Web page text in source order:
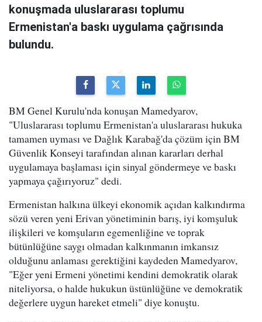
konuşmada uluslararası toplumu
Ermenistan'a baskı uygulama çağrısında
bulundu.
BM Genel Kurulu'nda konuşan Mamedyarov,
"Uluslararası toplumu Ermenistan'a uluslararası hukuka
tamamen uyması ve Dağlık Karabağ'da çözüm için BM
Güvenlik Konseyi tarafından alınan kararları derhal
uygulamaya başlaması için sinyal göndermeye ve baskı
yapmaya çağırıyoruz" dedi.
Ermenistan halkına ülkeyi ekonomik açıdan kalkındırma
sözü veren yeni Erivan yönetiminin barış, iyi komşuluk
ilişkileri ve komşuların egemenliğine ve toprak
bütünlüğüne saygı olmadan kalkınmanın imkansız
olduğunu anlaması gerektiğini kaydeden Mamedyarov,
"Eğer yeni Ermeni yönetimi kendini demokratik olarak
niteliyorsa, o halde hukukun üstünlüğüne ve demokratik
değerlere uygun hareket etmeli" diye konuştu.